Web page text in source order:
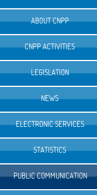
ABOUT CNPP
CNPP ACTIVITIES
LEGISLATION
NEWS
ELECTRONIC SERVICES
STATISTICS
PUBLIC COMMUNICATION